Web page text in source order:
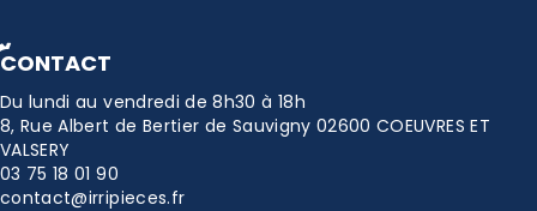
CONTACT
Du lundi au vendredi de 8h30 à 18h
8, Rue Albert de Bertier de Sauvigny 02600 COEUVRES ET
VALSERY
03 75 18 01 90
contact@irripieces.fr